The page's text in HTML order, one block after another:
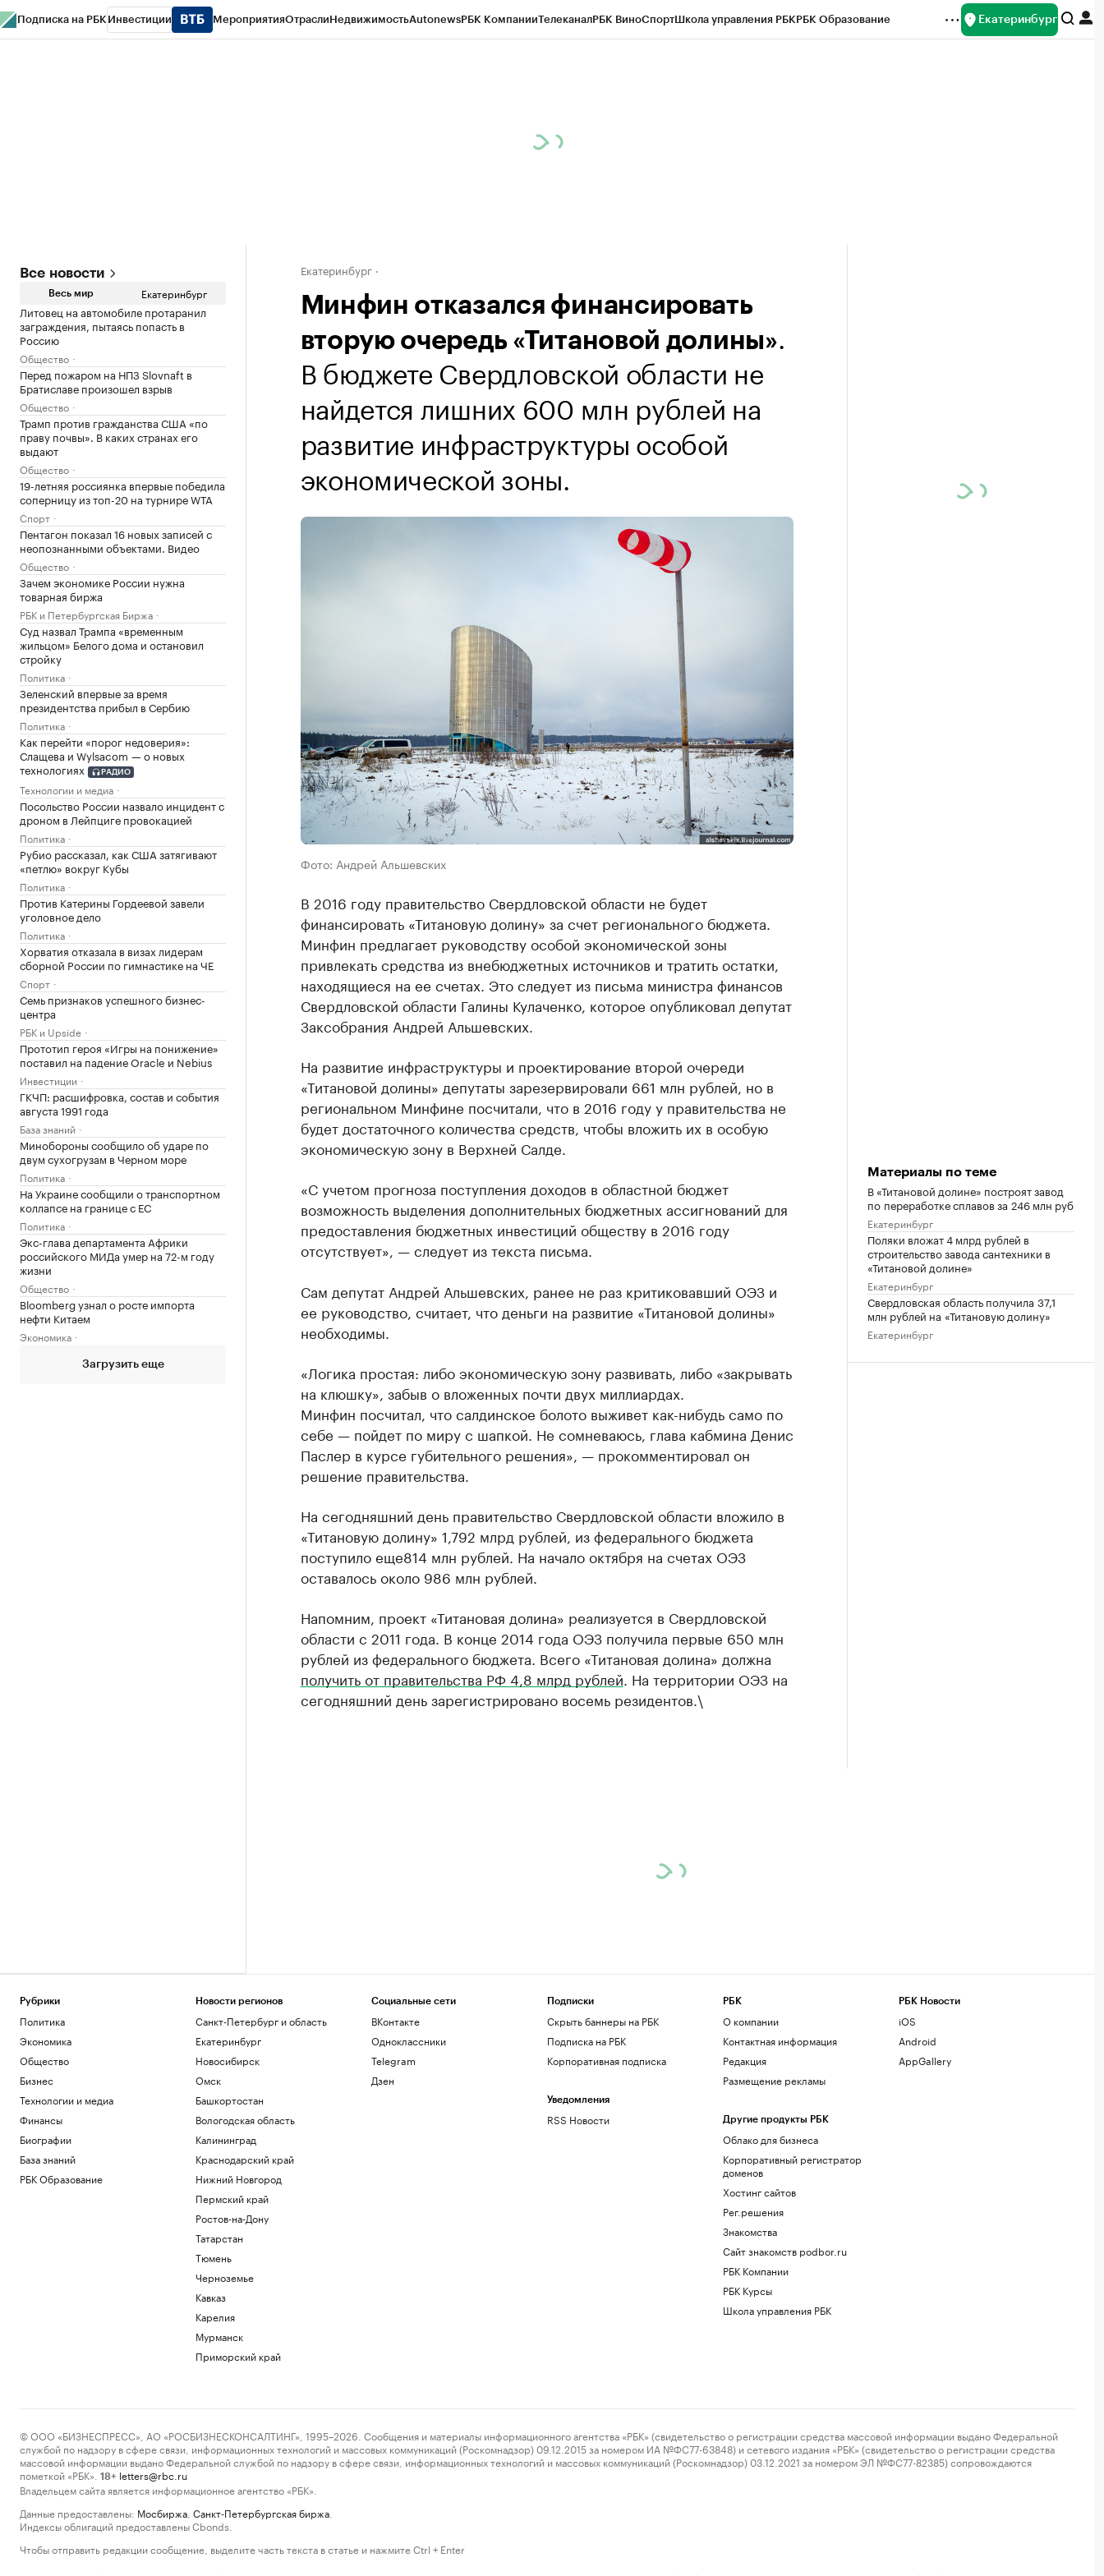
Подписка на РБК Инвестиции МероприятияОтраслиНедвижимостьAutonewsРБК КомпанииТелеканалРБК ВиноСпортШкола управления РБКРБК Образование Екатеринбург
Все новости
Весь мир Екатеринбург
Литовец на автомобиле протаранил
заграждения, пытаясь попасть в
Россию
Общество
Перед пожаром на НПЗ Slovnaft в
Братиславе произошел взрыв
Общество
Трамп против гражданства США «по
праву почвы». В каких странах его
выдают
Общество
19-летняя россиянка впервые победила
соперницу из топ-20 на турнире WTA
Спорт
Пентагон показал 16 новых записей с
неопознанными объектами. Видео
Общество
Зачем экономике России нужна
товарная биржа
РБК и Петербургская Биржа
Суд назвал Трампа «временным
жильцом» Белого дома и остановил
стройку
Политика
Зеленский впервые за время
президентства прибыл в Сербию
Политика
Как перейти «порог недоверия»:
Слащева и Wylsacom — о новых
технологиях
РАДИО
Технологии и медиа
Посольство России назвало инцидент с
дроном в Лейпциге провокацией
Политика
Рубио рассказал, как США затягивают
«петлю» вокруг Кубы
Политика
Против Катерины Гордеевой завели
уголовное дело
Политика
Хорватия отказала в визах лидерам
сборной России по гимнастике на ЧЕ
Спорт
Семь признаков успешного бизнес-
центра
РБК и Upside
Прототип героя «Игры на понижение»
поставил на падение Oracle и Nebius
Инвестиции
ГКЧП: расшифровка, состав и события
августа 1991 года
База знаний
Минобороны сообщило об ударе по
двум сухогрузам в Черном море
Политика
На Украине сообщили о транспортном
коллапсе на границе с ЕС
Политика
Экс-глава департамента Африки
российского МИДа умер на 72-м году
жизни
Общество
Bloomberg узнал о росте импорта
нефти Китаем
Экономика
Загрузить еще
Екатеринбург
Минфин отказался финансировать
вторую очередь «Титановой долины».
В бюджете Свердловской области не
найдется лишних 600 млн рублей на
развитие инфраструктуры особой
экономической зоны.
Фото: Андрей Альшевских
В 2016 году правительство Свердловской области не будет
финансировать «Титановую долину» за счет регионального бюджета.
Минфин предлагает руководству особой экономической зоны
привлекать средства из внебюджетных источников и тратить остатки,
находящиеся на ее счетах. Это следует из письма министра финансов
Свердловской области Галины Кулаченко, которое опубликовал депутат
Заксобрания Андрей Альшевских.
На развитие инфраструктуры и проектирование второй очереди
«Титановой долины» депутаты зарезервировали 661 млн рублей, но в
региональном Минфине посчитали, что в 2016 году у правительства не
будет достаточного количества средств, чтобы вложить их в особую
экономическую зону в Верхней Салде.
«С учетом прогноза поступления доходов в областной бюджет
возможность выделения дополнительных бюджетных ассигнований для
предоставления бюджетных инвестиций обществу в 2016 году
отсутствует», — следует из текста письма.
Сам депутат Андрей Альшевских, ранее не раз критиковавший ОЭЗ и
ее руководство, считает, что деньги на развитие «Титановой долины»
необходимы.
«Логика простая: либо экономическую зону развивать, либо «закрывать
на клюшку», забыв о вложенных почти двух миллиардах.
Минфин посчитал, что салдинское болото выживет как-нибудь само по
себе — пойдет по миру с шапкой. Не сомневаюсь, глава кабмина Денис
Паслер в курсе губительного решения», — прокомментировал он
решение правительства.
На сегодняшний день правительство Свердловской области вложило в
«Титановую долину» 1,792 млрд рублей, из федерального бюджета
поступило еще814 млн рублей. На начало октября на счетах ОЭЗ
оставалось около 986 млн рублей.
Напомним, проект «Титановая долина» реализуется в Свердловской
области с 2011 года. В конце 2014 года ОЭЗ получила первые 650 млн
рублей из федерального бюджета. Всего «Титановая долина» должна
получить от правительства РФ 4,8 млрд рублей . На территории ОЭЗ на
сегодняшний день зарегистрировано восемь резидентов.\
Материалы по теме
В «Титановой долине» построят завод
по переработке сплавов за 246 млн руб
Екатеринбург
Поляки вложат 4 млрд рублей в
строительство завода сантехники в
«Титановой долине»
Екатеринбург
Свердловская область получила 37,1
млн рублей на «Титановую долину»
Екатеринбург
Рубрики
Политика
Экономика
Общество
Бизнес
Технологии и медиа
Финансы
Биографии
База знаний
РБК Образование
Новости регионов
Санкт-Петербург и область
Екатеринбург
Новосибирск
Омск
Башкортостан
Вологодская область
Калининград
Краснодарский край
Нижний Новгород
Пермский край
Ростов-на-Дону
Татарстан
Тюмень
Черноземье
Кавказ
Карелия
Мурманск
Приморский край
Социальные сети
ВКонтакте
Одноклассники
Telegram
Дзен
Подписки
Скрыть баннеры на РБК
Подписка на РБК
Корпоративная подписка
Уведомления
RSS Новости
РБК
О компании
Контактная информация
Редакция
Размещение рекламы
Другие продукты РБК
Облако для бизнеса
Корпоративный регистратор
доменов
Хостинг сайтов
Рег.решения
Знакомства
Сайт знакомств podbor.ru
РБК Компании
РБК Курсы
Школа управления РБК
РБК Новости
iOS
Android
AppGallery
© ООО «БИЗНЕСПРЕСС», АО «РОСБИЗНЕСКОНСАЛТИНГ», 1995–2026. Сообщения и материалы информационного агентства «РБК» (свидетельство о регистрации средства массовой информации выдано Федеральной
службой по надзору в сфере связи, информационных технологий и массовых коммуникаций (Роскомнадзор) 09.12.2015 за номером ИА №ФС77-63848) и сетевого издания «РБК» (свидетельство о регистрации средства
массовой информации выдано Федеральной службой по надзору в сфере связи, информационных технологий и массовых коммуникаций (Роскомнадзор) 03.12.2021 за номером ЭЛ №ФС77-82385) сопровождаются
пометкой «РБК».
18+ letters@rbc.ru
Владельцем сайта является информационное агентство «РБК».
Данные предоставлены: Мосбиржа Санкт-Петербургская биржа
Индексы облигаций предоставлены Cbonds.
Чтобы отправить редакции сообщение, выделите часть текста в статье и нажмите Ctrl + Enter